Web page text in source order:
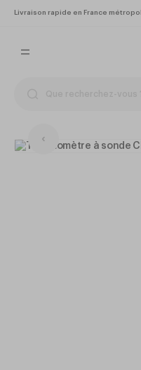
Livraison rapide en France